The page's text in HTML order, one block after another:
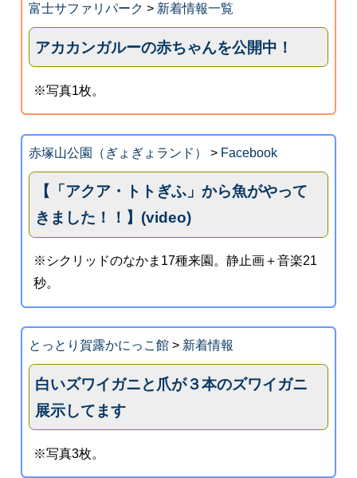
富士サファリパーク > 新着情報一覧
アカカンガルーの赤ちゃんを公開中！
※写真1枚。
赤塚山公園（ぎょぎょランド） > Facebook
【「アクア・トトぎふ」から魚がやって
きました！！】(video)
※シクリッドのなかま17種来園。静止画＋音楽21
秒。
とっとり賀露かにっこ館> 新着情報
白いズワイガニと爪が３本のズワイガニ
展示してます
※写真3枚。